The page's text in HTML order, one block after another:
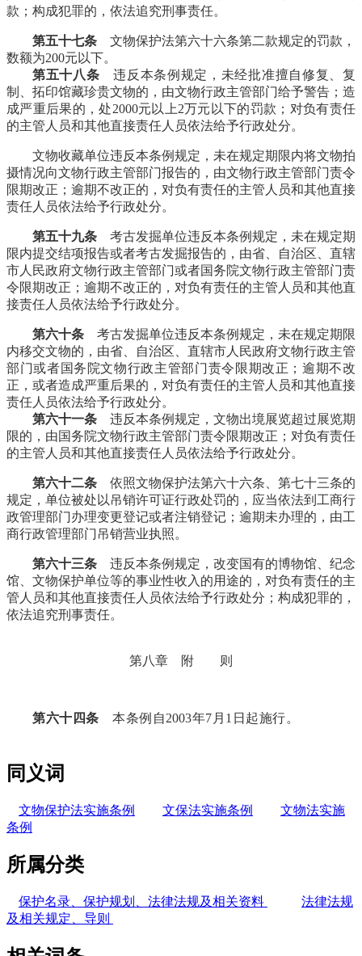
款；构成犯罪的，依法追究刑事责任。
第五十七条 文物保护法第六十六条第二款规定的罚款，
数额为200元以下。
第五十八条 违反本条例规定，未经批准擅自修复、复
制、拓印馆藏珍贵文物的，由文物行政主管部门给予警告；造
成严重后果的，处2000元以上2万元以下的罚款；对负有责任
的主管人员和其他直接责任人员依法给予行政处分。
文物收藏单位违反本条例规定，未在规定期限内将文物拍
摄情况向文物行政主管部门报告的，由文物行政主管部门责令
限期改正；逾期不改正的，对负有责任的主管人员和其他直接
责任人员依法给予行政处分。
第五十九条 考古发掘单位违反本条例规定，未在规定期
限内提交结项报告或者考古发掘报告的，由省、自治区、直辖
市人民政府文物行政主管部门或者国务院文物行政主管部门责
令限期改正；逾期不改正的，对负有责任的主管人员和其他直
接责任人员依法给予行政处分。
第六十条 考古发掘单位违反本条例规定，未在规定期限
内移交文物的，由省、自治区、直辖市人民政府文物行政主管
部门或者国务院文物行政主管部门责令限期改正；逾期不改
正，或者造成严重后果的，对负有责任的主管人员和其他直接
责任人员依法给予行政处分。
第六十一条 违反本条例规定，文物出境展览超过展览期
限的，由国务院文物行政主管部门责令限期改正；对负有责任
的主管人员和其他直接责任人员依法给予行政处分。
第六十二条 依照文物保护法第六十六条、第七十三条的
规定，单位被处以吊销许可证行政处罚的，应当依法到工商行
政管理部门办理变更登记或者注销登记；逾期未办理的，由工
商行政管理部门吊销营业执照。
第六十三条 违反本条例规定，改变国有的博物馆、纪念
馆、文物保护单位等的事业性收入的用途的，对负有责任的主
管人员和其他直接责任人员依法给予行政处分；构成犯罪的，
依法追究刑事责任。
第八章 附 则
第六十四条 本条例自2003年7月1日起施行。
同义词
文物保护法实施条例 文保法实施条例
文物法实施
条例
所属分类
保护名录、保护规划、法律法规及相关资料
法律法规
及相关规定、导则